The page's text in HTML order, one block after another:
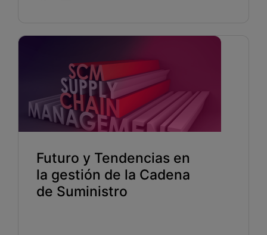
Futuro y Tendencias en
la gestión de la Cadena
de Suministro